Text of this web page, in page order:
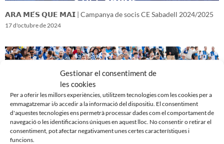
Gestionar el consentiment de
les cookies
Per a oferir les millors experiències, utilitzem tecnologies com les cookies per a
emmagatzemar i/o accedir a la informació del dispositiu. El consentiment
d'aquestes tecnologies ens permetrà processar dades com el comportament de
navegació o les identificacions úniques en aquest lloc. No consentir o retirar el
consentiment, pot afectar negativament unes certes característiques i
funcions.
𝗔𝗥𝗔 𝗠𝗘́𝗦 𝗤𝗨𝗘 𝗠𝗔𝗜 | Campanya de socis CE Sabadell 2024/2025
17 d'octubre de 2024